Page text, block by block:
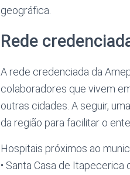
geográfica.
Rede
A rede credenciada da
colaboradores que vivem
outras cidades. A seguir,
da região para facilitar o
Hospitais próximos ao
• Santa Casa de Itapecerica